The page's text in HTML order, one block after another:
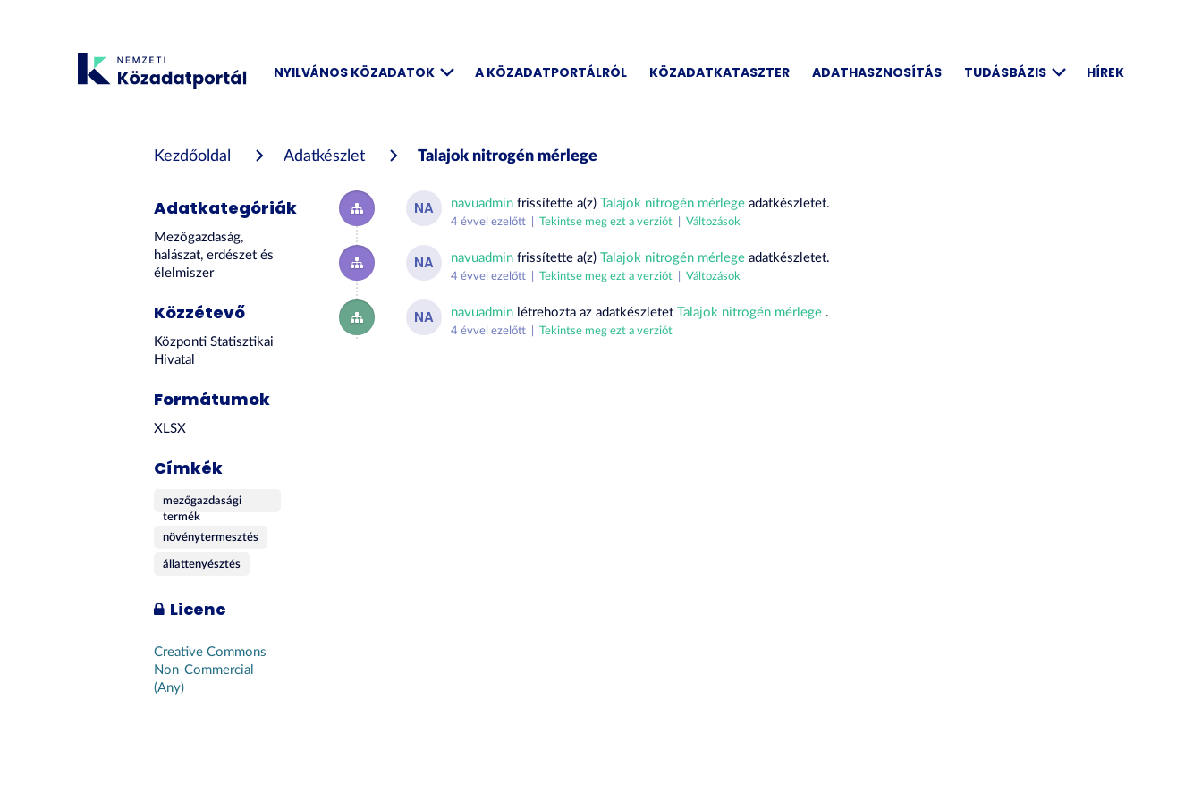
NYILVÁNOS KÖZADATOK A KÖZADATPORTÁLRÓL KÖZADATKATASZTER ADATHASZNOSÍTÁS TUDÁSBÁZIS HÍREK
Kezdőoldal Adatkészlet Talajok nitrogén mérlege
Adatkategóriák
Mezőgazdaság,
halászat, erdészet és
élelmiszer
Közzétevő
Központi Statisztikai
Hivatal
Formátumok
XLSX
Címkék
mezőgazdasági
termék
növénytermesztés
állattenyésztés
Licenc
Creative Commons
Non-Commercial
(Any)
NA navuadmin frissítette a(z) Talajok nitrogén mérlege adatkészletet.
4 évvel ezelőtt | Tekintse meg ezt a verziót Változások
NA navuadmin frissítette a(z) Talajok nitrogén mérlege adatkészletet.
4 évvel ezelőtt | Tekintse meg ezt a verziót Változások
NA navuadmin létrehozta az adatkészletet Talajok nitrogén mérlege .
4 évvel ezelőtt | Tekintse meg ezt a verziót